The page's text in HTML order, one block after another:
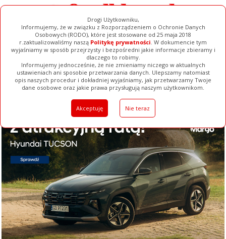
Drogi Użytkowniku,
Informujemy, że w związku z Rozporządzeniem o Ochronie Danych
Osobowych (RODO), które jest stosowane od 25 maja 2018
r.zaktualizowaliśmy naszą Politykę prywatności. W dokumencie tym
wyjaśniamy w sposób przejrzysty i bezpośredni jakie informacje zbieramy i
dlaczego to robimy.
Informujemy jednocześnie, że nie zmieniamy niczego w aktualnych
ustawieniach ani sposobie przetwarzania danych. Ulepszamy natomiast
opis naszych procedur i dokładniej wyjaśniamy, jak przetwarzamy Twoje
dane osobowe oraz jakie prawa przysługują naszym użytkownikom.
Akceptuję Nie teraz
Ogłoszenia Filmy Galerie Baza Firm Pełna Wersja